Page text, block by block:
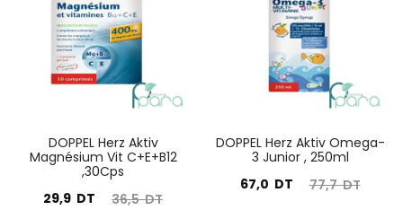
DOPPEL Herz Aktiv
Magnésium Vit C+E+B12
,30Cps
36,5DT
Le
29,9 DT
DOPPEL Herz Aktiv Omega-
3 Junior , 250ml
77,7DT
Le
67,0 DT